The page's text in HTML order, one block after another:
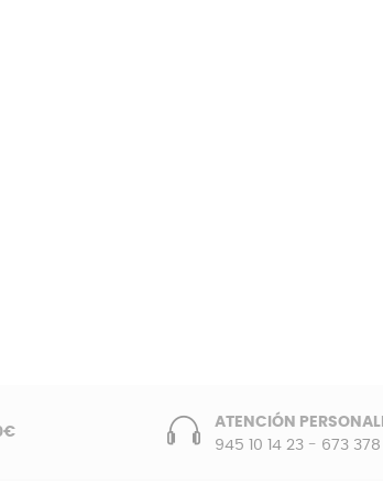
ATENCIÓN
945 10 14 23 - 673